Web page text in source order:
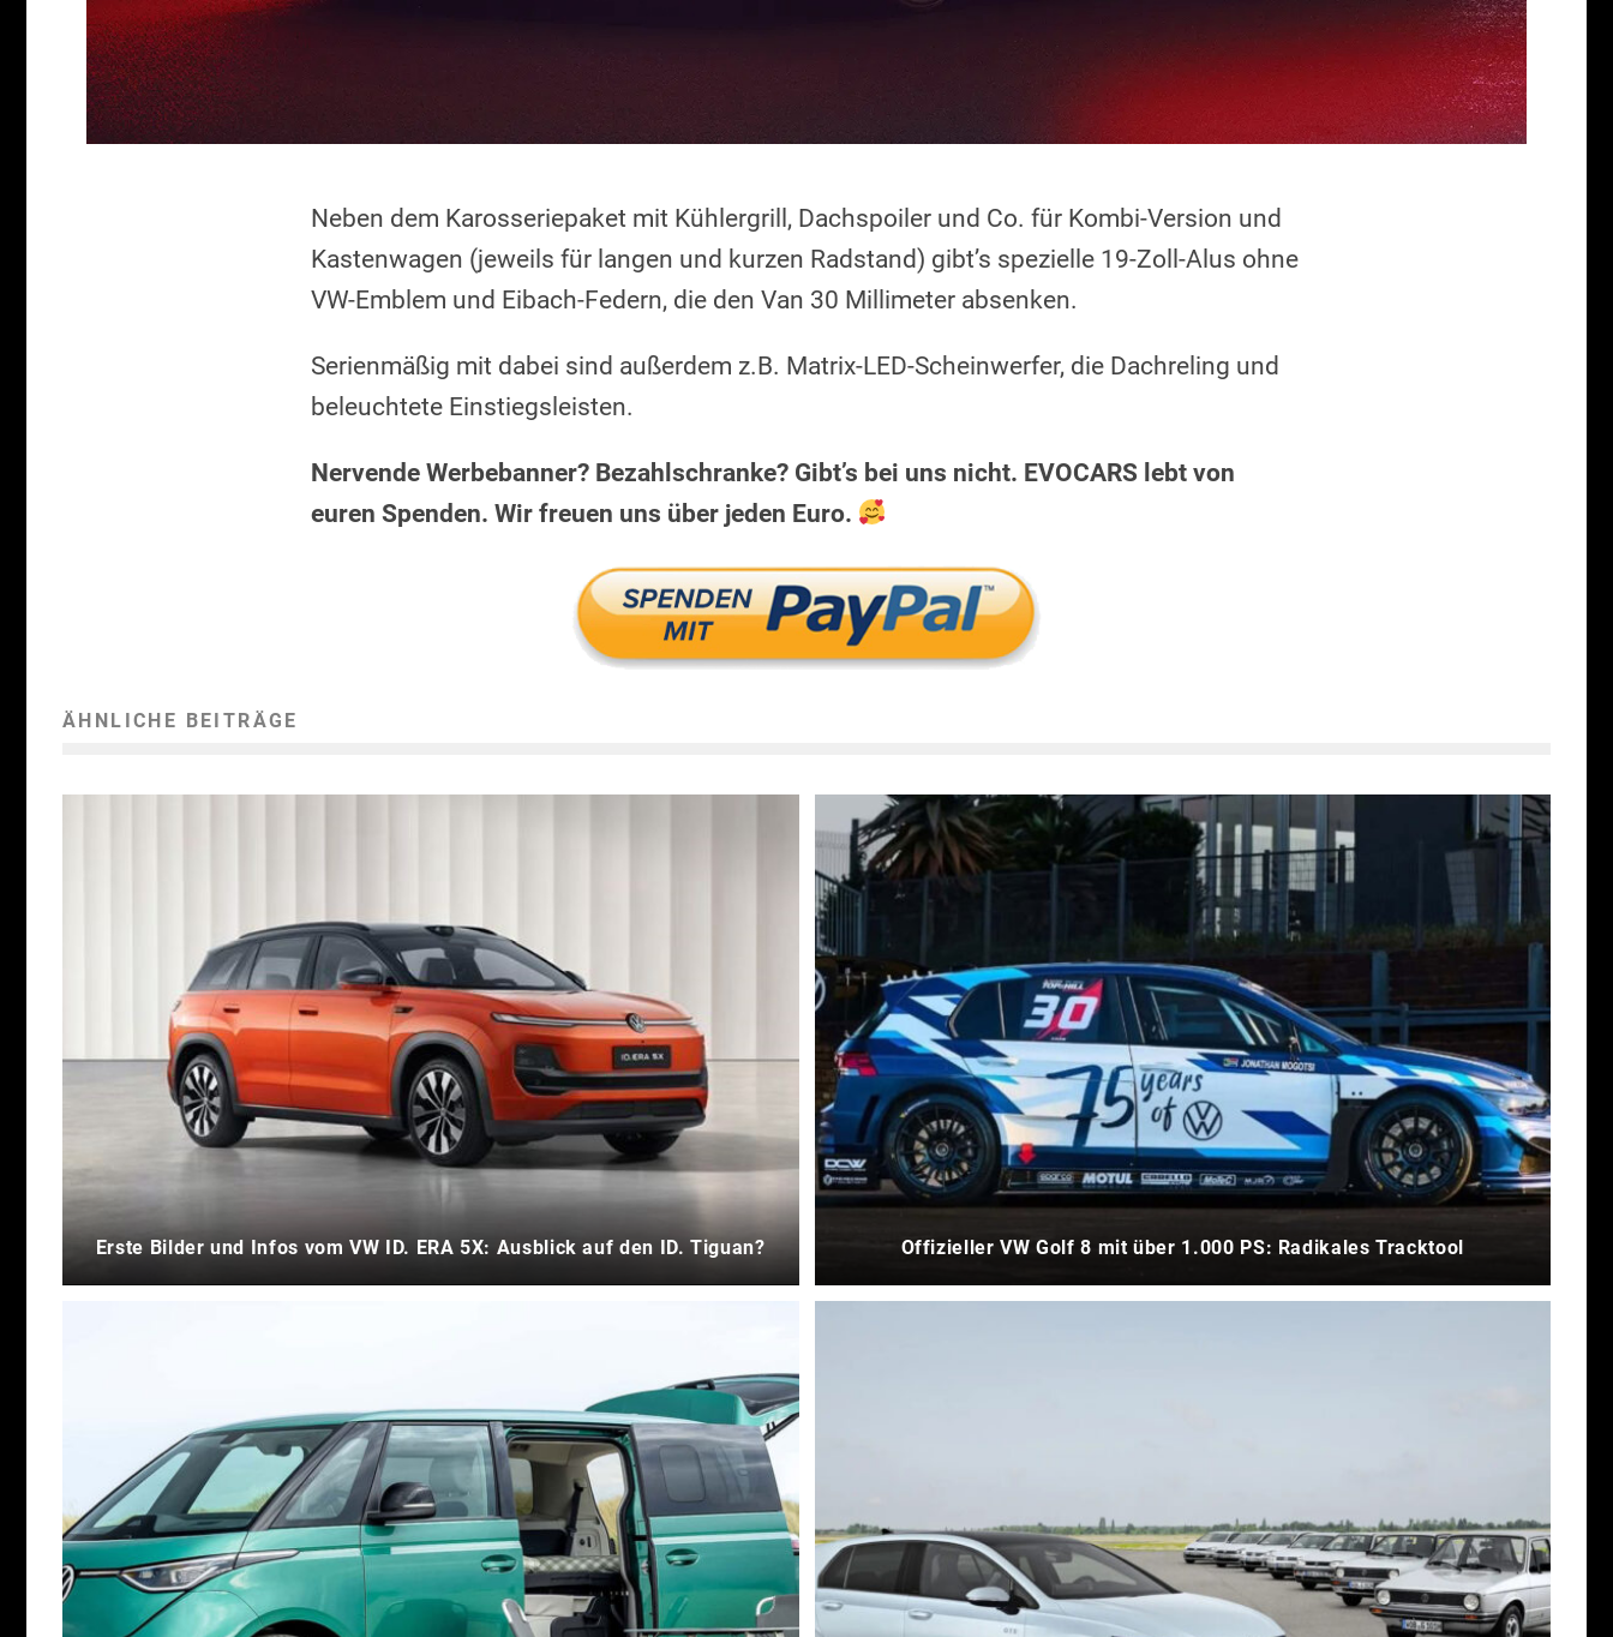
Neben dem Karosseriepaket mit Kühlergrill, Dachspoiler und Co. für Kombi-Version und
Kastenwagen (jeweils für langen und kurzen Radstand) gibt’s spezielle 19-Zoll-Alus ohne
VW-Emblem und Eibach-Federn, die den Van 30 Millimeter absenken.
Serienmäßig mit dabei sind außerdem z.B. Matrix-LED-Scheinwerfer, die Dachreling und
beleuchtete Einstiegsleisten.
Nervende Werbebanner? Bezahlschranke? Gibt’s bei uns nicht. EVOCARS lebt von
euren Spenden. Wir freuen uns über jeden Euro.
ÄHNLICHE BEITRÄGE
Erste Bilder und Infos vom VW ID. ERA 5X: Ausblick auf den ID. Tiguan? Offizieller VW Golf 8 mit über 1.000 PS: Radikales Tracktool